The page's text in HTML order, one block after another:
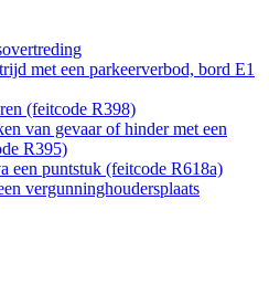
met een parkeerverbod, bord E1
(feitcode R398)
van gevaar of hinder met een
R395)
een puntstuk (feitcode R618a)
vergunninghoudersplaats